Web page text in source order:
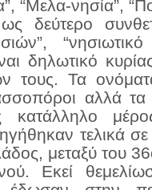
“Μελα-νησία”,
δεύτερο
δηλωτικό
τους. Τα
αλλά
κατάλληλο
τελικά
μεταξύ του
Εκεί